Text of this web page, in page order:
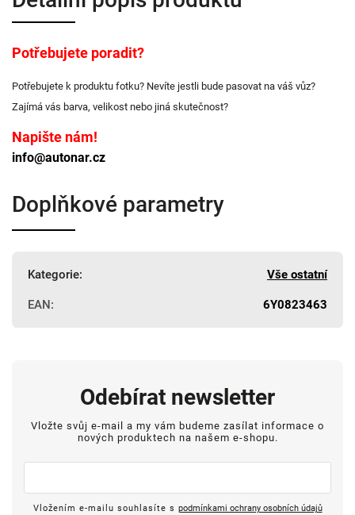
Potřebujete poradit?
Potřebujete k produktu fotku? Nevíte jestli bude pasovat na váš vůz?
Zajímá vás barva, velikost nebo jiná skutečnost?
Napište nám!
info@autonar.cz
Doplňkové parametry
Kategorie: Vše ostatní
EAN: 6Y0823463
Odebírat newsletter
Vložte svůj e-mail a my vám budeme zasílat informace o
nových produktech na našem e-shopu.
Vložením e-mailu souhlasíte s podmínkami ochrany osobních údajů